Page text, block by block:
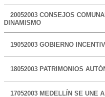
20052003 CONSEJOS
DINAMISMO
19052003 GOBIERNO
18052003 PATRIMONIOS
17052003 MEDELLÍN SE UNE